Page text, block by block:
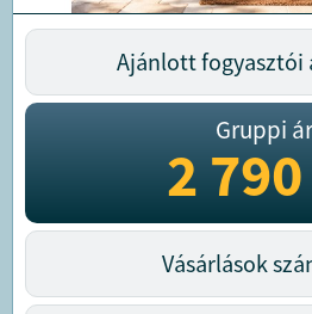
Ajánlott fogyasztói
Gruppi
2
Vásárlások